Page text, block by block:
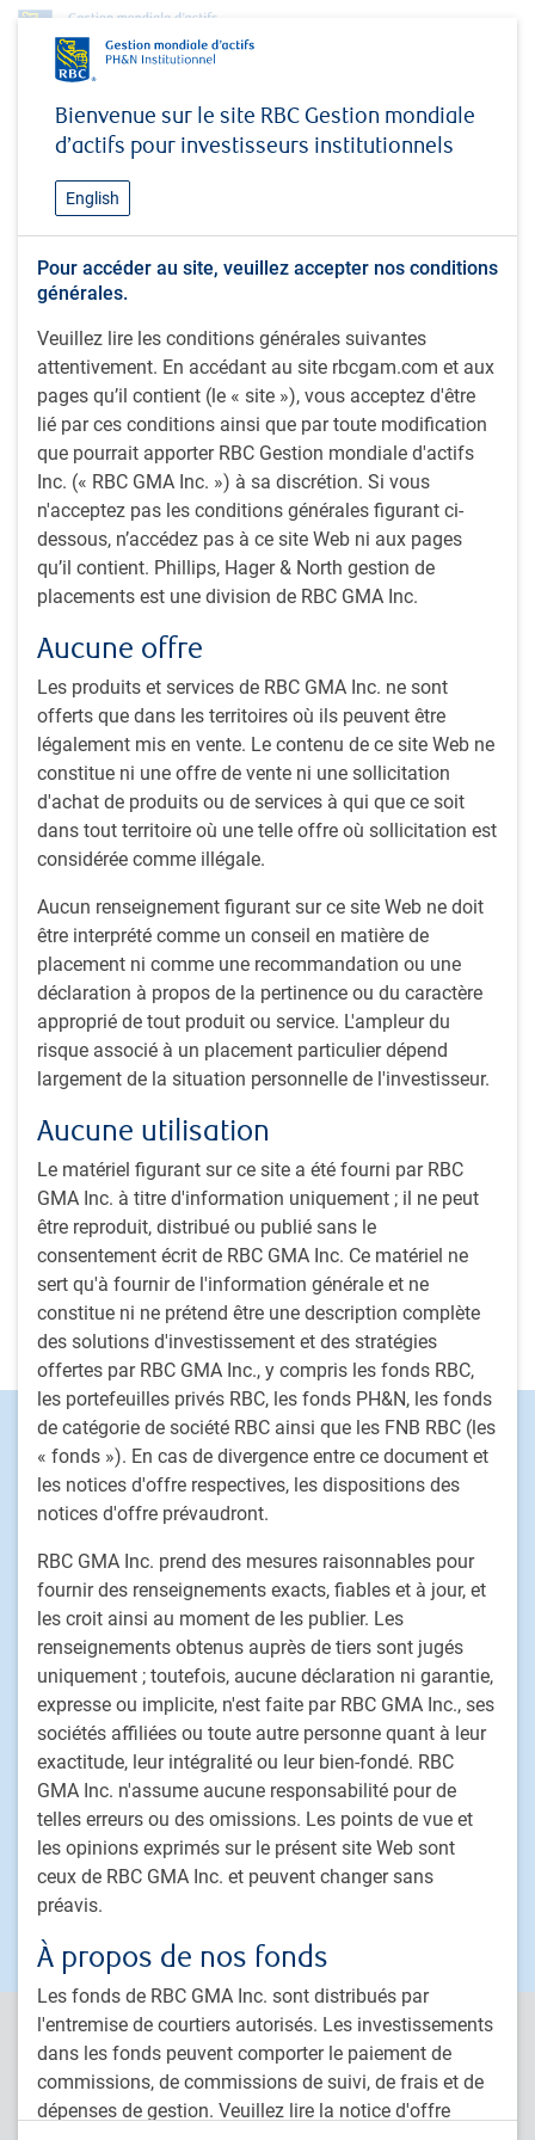
Bienvenue sur le site RBC Gestion mondiale
d’actifs pour investisseurs institutionnels
English
Pour accéder au site, veuillez accepter nos conditions
générales.
Veuillez lire les conditions générales suivantes
attentivement. En accédant au site rbcgam.com et aux
pages qu’il contient (le « site »), vous acceptez d'être
lié par ces conditions ainsi que par toute modification
que pourrait apporter RBC Gestion mondiale d'actifs
Inc. (« RBC GMA Inc. ») à sa discrétion. Si vous
n'acceptez pas les conditions générales figurant ci-
dessous, n’accédez pas à ce site Web ni aux pages
qu’il contient. Phillips, Hager & North gestion de
placements est une division de RBC GMA Inc.
Aucune offre
Les produits et services de RBC GMA Inc. ne sont
offerts que dans les territoires où ils peuvent être
légalement mis en vente. Le contenu de ce site Web ne
constitue ni une offre de vente ni une sollicitation
d'achat de produits ou de services à qui que ce soit
dans tout territoire où une telle offre où sollicitation est
considérée comme illégale.
Aucun renseignement figurant sur ce site Web ne doit
être interprété comme un conseil en matière de
placement ni comme une recommandation ou une
déclaration à propos de la pertinence ou du caractère
approprié de tout produit ou service. L'ampleur du
risque associé à un placement particulier dépend
largement de la situation personnelle de l'investisseur.
Aucune utilisation
Le matériel figurant sur ce site a été fourni par RBC
GMA Inc. à titre d'information uniquement ; il ne peut
être reproduit, distribué ou publié sans le
consentement écrit de RBC GMA Inc. Ce matériel ne
sert qu'à fournir de l'information générale et ne
constitue ni ne prétend être une description complète
des solutions d'investissement et des stratégies
offertes par RBC GMA Inc., y compris les fonds RBC,
les portefeuilles privés RBC, les fonds PH&N, les fonds
de catégorie de société RBC ainsi que les FNB RBC (les
« fonds »). En cas de divergence entre ce document et
les notices d'offre respectives, les dispositions des
notices d'offre prévaudront.
RBC GMA Inc. prend des mesures raisonnables pour
fournir des renseignements exacts, fiables et à jour, et
les croit ainsi au moment de les publier. Les
renseignements obtenus auprès de tiers sont jugés
uniquement ; toutefois, aucune déclaration ni garantie,
expresse ou implicite, n'est faite par RBC GMA Inc., ses
sociétés affiliées ou toute autre personne quant à leur
exactitude, leur intégralité ou leur bien-fondé. RBC
GMA Inc. n'assume aucune responsabilité pour de
telles erreurs ou des omissions. Les points de vue et
les opinions exprimés sur le présent site Web sont
ceux de RBC GMA Inc. et peuvent changer sans
préavis.
À propos de nos fonds
Les fonds de RBC GMA Inc. sont distribués par
l'entremise de courtiers autorisés. Les investissements
dans les fonds peuvent comporter le paiement de
commissions, de commissions de suivi, de frais et de
dépenses de gestion. Veuillez lire la notice d'offre
Cary Krosinsky
Auteur et conseiller ; conférencier,
président, Sustainable Finance Institute
Cary Krosinsky est un auteur, professeur et conseiller
indépendant de premier plan à l’échelle mondiale, qui
donne des cours populaires dans des établissements
universitaires comme Brown, NYU et Yale.
Il a été membre du comité consultatif sur la
décarbonisation commune de l’État de New York, qui a été
mandaté par le gouverneur Cuomo et le contrôleur DiNapoli
et qui a influencé le plan d’action sur le climat du fonds de
retraite de l’État en juin 2019. Celui-ci applique désormais
sa recommandation relative aux normes minimales et
accroît ses placements durables à 20 milliards de dollars.
M. Krosinsky conseille également de façon similaire de
nombreux autres investisseurs et propriétaires d’actifs
mondiaux.
Son septième et plus récent livre, Modern China, appelle à
de meilleures relations entre la Chine et l’Occident pour
lutter contre le changement climatique, et a été produit
fondateur et qui, entre autres projets, a lancé le récent titre
de certified sustainable financial analyst (CSFA) pour le
secteur mondial de la finance durable.
Ses précédents livres sur la finance durable sont
considérés comme des ouvrages fondamentaux, ayant
contribué à faire évoluer de manière positive ce qu’on
appelait autrefois l’investissement socialement
responsable à partir du milieu des années 2000.
Il est également auteur d’articles sur le croisement de la
finance, des capitaux et de la transition vers une faible
intensité en carbone, cofondateur de Real Impact Tracker et
de l’initiative Carbon Tracker, et conseiller auprès de The
Metals Company, qui a récemment fusionné pour former
une SAVS d’une valeur de 2,8 milliards de dollars.
Footer
Capacités d'investissement
Actions
Titres à revenu fixe
Stratégies de placement fondé sur le passif
Marchés privés
Solutions multi-actifs personnalisées
Procédure de traitement des plaintes de clients
PH&N Institutionnel
À propos de nous
Investissement responsable
Nous joindre
Carrières
PH&N Institutionnel est la division de gestion d’actifs institutionnels
de RBC Gestion mondiale d’actifs Inc. (RBC GMA Inc.), filiale
indirecte en propriété exclusive de Banque Royale du Canada. RBC
GMA est la division de gestion d’actifs de Banque Royale du Canada